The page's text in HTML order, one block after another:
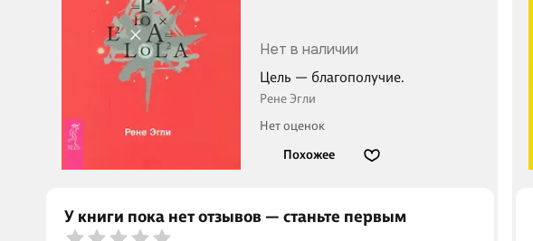
Нет в наличии
Цель — благополучие.
Рене Эгли
Нет оценок
Похожее
У книги пока нет отзывов — станьте первым